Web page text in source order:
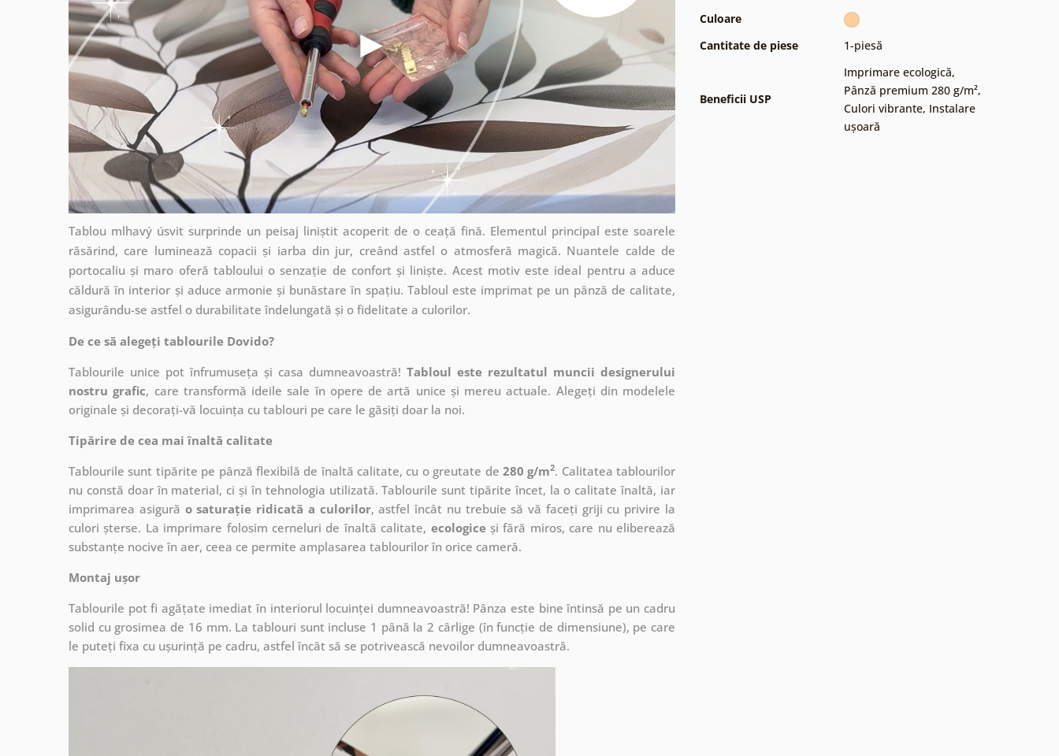
Tablou mlhavý úsvit surprinde un peisaj liniștit acoperit de o ceață fină. Elementul principal este soarele
răsărind, care luminează copacii și iarba din jur, creând astfel o atmosferă magică. Nuantele calde de
portocaliu și maro oferă tabloului o senzație de confort și liniște. Acest motiv este ideal pentru a aduce
căldură în interior și aduce armonie și bunăstare în spațiu. Tabloul este imprimat pe un pânză de calitate,
asigurându-se astfel o durabilitate îndelungată și o fidelitate a culorilor.
De ce să alegeți tablourile Dovido?
Tablourile unice pot înfrumuseța și casa dumneavoastră! Tabloul este rezultatul muncii designerului
nostru grafic, care transformă ideile sale în opere de artă unice și mereu actuale. Alegeți din modelele
originale și decorați-vă locuința cu tablouri pe care le găsiți doar la noi.
Tipărire de cea mai înaltă calitate
Tablourile sunt tipărite pe pânză flexibilă de înaltă calitate, cu o greutate de 280 g/m2. Calitatea tablourilor
nu constă doar în material, ci și în tehnologia utilizată. Tablourile sunt tipărite încet, la o calitate înaltă, iar
imprimarea asigură o saturație ridicată a culorilor, astfel încât nu trebuie să vă faceți griji cu privire la
culori șterse. La imprimare folosim cerneluri de înaltă calitate, ecologiceși fără miros, care nu eliberează
substanțe nocive în aer, ceea ce permite amplasarea tablourilor în orice cameră.
Montaj ușor
Tablourile pot fi agățate imediat în interiorul locuinței dumneavoastră! Pânza este bine întinsă pe un cadru
solid cu grosimea de 16 mm. La tablouri sunt incluse 1 până la 2 cârlige (în funcție de dimensiune), pe care
le puteți fixa cu ușurință pe cadru, astfel încât să se potrivească nevoilor dumneavoastră.
Culoare
Cantitate de piese
1-piesă
Beneficii USP
Imprimare ecologică,
Pânză premium 280 g/m²,
Culori vibrante, Instalare
ușoară